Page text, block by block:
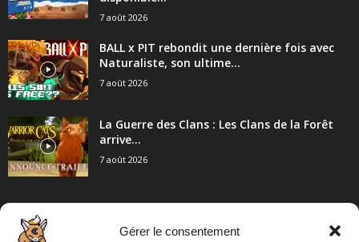
Gérer le consentement
7 août 2026
BALL x PIT rebondit une dernière fois avec
Naturaliste, son ultime...
7 août 2026
La Guerre des Clans : Les Clans de la Forêt
arrive...
7 août 2026
CATÉGORIE POPULAIRE